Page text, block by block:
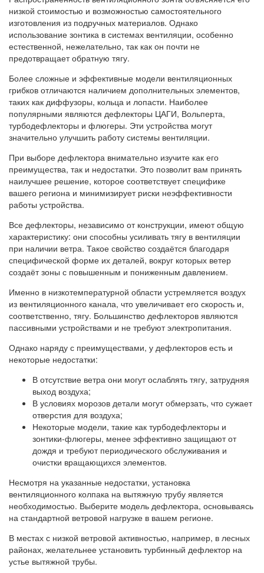
низкой стоимостью и возможностью самостоятельного
изготовления из подручных материалов. Однако
использование зонтика в системах вентиляции, особенно
естественной, нежелательно, так как он почти не
предотвращает обратную тягу.
Более сложные и эффективные модели вентиляционных
грибков отличаются наличием дополнительных элементов,
таких как диффузоры, кольца и лопасти. Наиболее
популярными являются дефлекторы ЦАГИ, Вольперта,
турбодефлекторы и флюгеры. Эти устройства могут
значительно улучшить работу системы вентиляции.
При выборе дефлектора внимательно изучите как его
преимущества, так и недостатки. Это позволит вам принять
наилучшее решение, которое соответствует специфике
вашего региона и минимизирует риски неэффективности
работы устройства.
Все дефлекторы, независимо от конструкции, имеют общую
характеристику: они способны усиливать тягу в вентиляции
при наличии ветра. Такое свойство создаётся благодаря
специфической форме их деталей, вокруг которых ветер
создаёт зоны с повышенным и пониженным давлением.
Именно в низкотемпературной области устремляется воздух
из вентиляционного канала, что увеличивает его скорость и,
соответственно, тягу. Большинство дефлекторов являются
пассивными устройствами и не требуют электропитания.
Однако наряду с преимуществами, у дефлекторов есть и
некоторые недостатки:
В отсутствие ветра они могут ослаблять тягу, затрудняя
выход воздуха;
В условиях морозов детали могут обмерзать, что сужает
отверстия для воздуха;
Некоторые модели, такие как турбодефлекторы и
зонтики-флюгеры, менее эффективно защищают от
дождя и требуют периодического обслуживания и
очистки вращающихся элементов.
Несмотря на указанные недостатки, установка
вентиляционного колпака на вытяжную трубу является
необходимостью. Выберите модель дефлектора, основываясь
на стандартной ветровой нагрузке в вашем регионе.
В местах с низкой ветровой активностью, например, в лесных
районах, желательнее установить турбинный дефлектор на
устье вытяжной трубы.